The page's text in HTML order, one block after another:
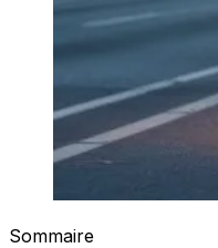
Sommaire